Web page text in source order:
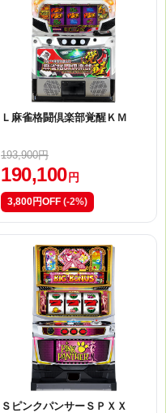
Ｌ麻雀格闘倶楽部覚醒ＫＭ
193,900円
190,100 円
3,800円OFF (-2%)
ＳピンクパンサーＳＰＸＸ